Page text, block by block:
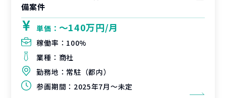
備案件
単価： 〜140万円/月
稼働率： 100%
業種： 商社
勤務地： 常駐（都内）
参画期間： 2025年7月～未定